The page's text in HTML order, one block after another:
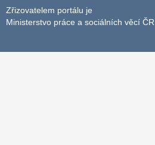
Zřizovatelem portálu je
Ministerstvo práce a sociálních věcí ČR